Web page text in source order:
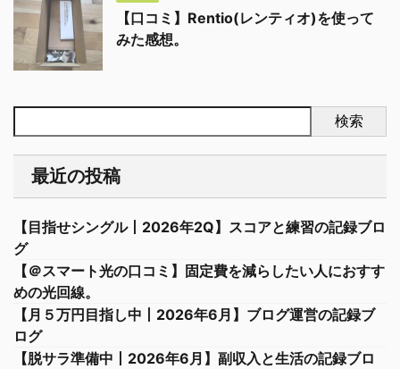
【口コミ】Rentio(レンティオ)を使って
みた感想。
検索
最近の投稿
【目指せシングル丨2026年2Q】スコアと練習の記録ブロ
グ
【＠スマート光の口コミ】固定費を減らしたい人におすす
めの光回線。
【月５万円目指し中丨2026年6月】ブログ運営の記録ブ
ログ
【脱サラ準備中丨2026年6月】副収入と生活の記録ブロ